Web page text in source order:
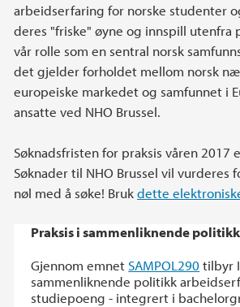
arbeidserfaring for norske studenter
deres "friske" øyne og innspill utenfra
vår rolle som en sentral norsk
det gjelder forholdet mellom norsk
europeiske markedet og samfunnet i
ansatte ved NHO Brussel.
Søknadsfristen for praksis våren 2017
Søknader til NHO Brussel vil vurderes
nøl med å søke! Brukdette
Praksis i sammenliknende politikk
Gjennom emnet SAMPOL290tilbyr
sammenliknende politikk
studiepoeng - integrert i